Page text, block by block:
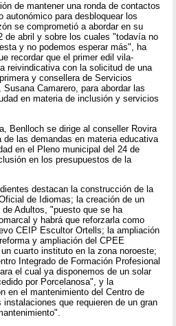
de mantener una ronda de contactos
autonómico para desbloquear los
se comprometió a abordar en su
de abril y sobre los cuales "todavía no
y no podemos esperar más", ha
recordar que el primer edil vila-
reivindicativa con la solicitud de una
y consellera de Servicios
Camarero, para abordar las
en materia de inclusión y servicios
Benlloch se dirige al conseller Rovira
de las demandas en materia educativa
en el Pleno municipal del 24 de
en los presupuestos de la
destacan la construcción de la
de Idiomas; la creación de un
Adultos, "puesto que se ha
y habrá que reforzarla como
CEIP Escultor Ortells; la ampliación
y ampliación del CPEE
cuarto instituto en la zona noroeste;
Integrado de Formación Profesional
el cual ya disponemos de un solar
por Porcelanosa", y la
en el mantenimiento del Centro de
que requieren de un gran